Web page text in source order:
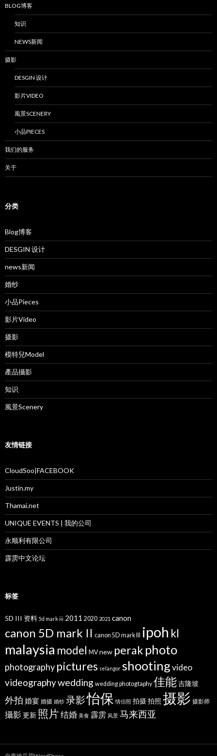
BLOG博客
知识
NEWS新闻
摄影
DESGIN 设计
影片VIDEO
風景SCENERY
小品PIECES
我们的服务
关于
分类
Blog博客
DESGIN 设计
news新闻
婚纱
小品Pieces
影片Video
摄影
模特兒Model
產品攝影
知识
風景Scenery
友情链接
CloudSoo|FACEBOOK
Justin.my
Thamai.net
UNIQUE EVENTS | 我的公司
永顺利有限公司
霹雳中文论坛
标签
5D III 资料 5d mark iii 2011 2020 2021 canon
canon 5D mark II canon 5D mark III ipoh kl
malaysia model MV new perak photo
photography pictures selangor shootingvideo
videographywedding wedding photogtaphy 佳能吉隆坡
外拍 婚宴 婚摄 婚纱 录影怡保 情侣照 拍摄拍照 摄影 摄影师
攝影 更新 照片结婚 美食 霹雳 风景 马来西亚